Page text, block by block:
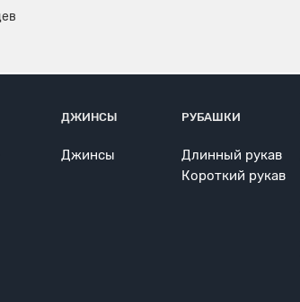
ДЖИНСЫ
Джинсы
РУБАШКИ
Длинный рукав
Короткий рукав